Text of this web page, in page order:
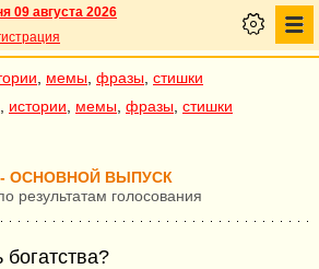
09 августа 2026
мемы фразы стишки
истории мемы фразы стишки
ОСНОВНОЙ ВЫПУСК
результатам голосования